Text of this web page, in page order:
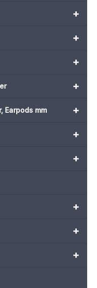
+
+
+
+
+
Earpods mm
+
+
+
+
+